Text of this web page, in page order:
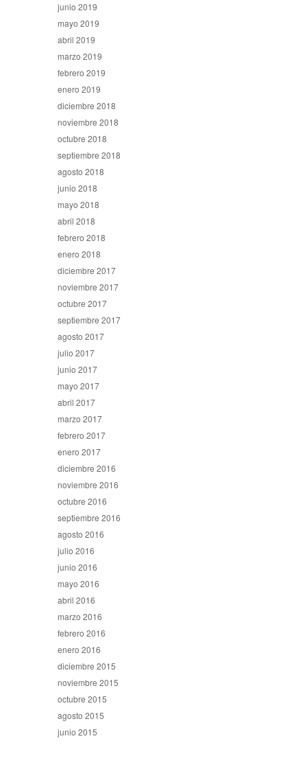
junio 2019
mayo 2019
abril 2019
marzo 2019
febrero 2019
enero 2019
diciembre 2018
noviembre 2018
octubre 2018
septiembre 2018
agosto 2018
junio 2018
mayo 2018
abril 2018
febrero 2018
enero 2018
diciembre 2017
noviembre 2017
octubre 2017
septiembre 2017
agosto 2017
julio 2017
junio 2017
mayo 2017
abril 2017
marzo 2017
febrero 2017
enero 2017
diciembre 2016
noviembre 2016
octubre 2016
septiembre 2016
agosto 2016
julio 2016
junio 2016
mayo 2016
abril 2016
marzo 2016
febrero 2016
enero 2016
diciembre 2015
noviembre 2015
octubre 2015
agosto 2015
junio 2015